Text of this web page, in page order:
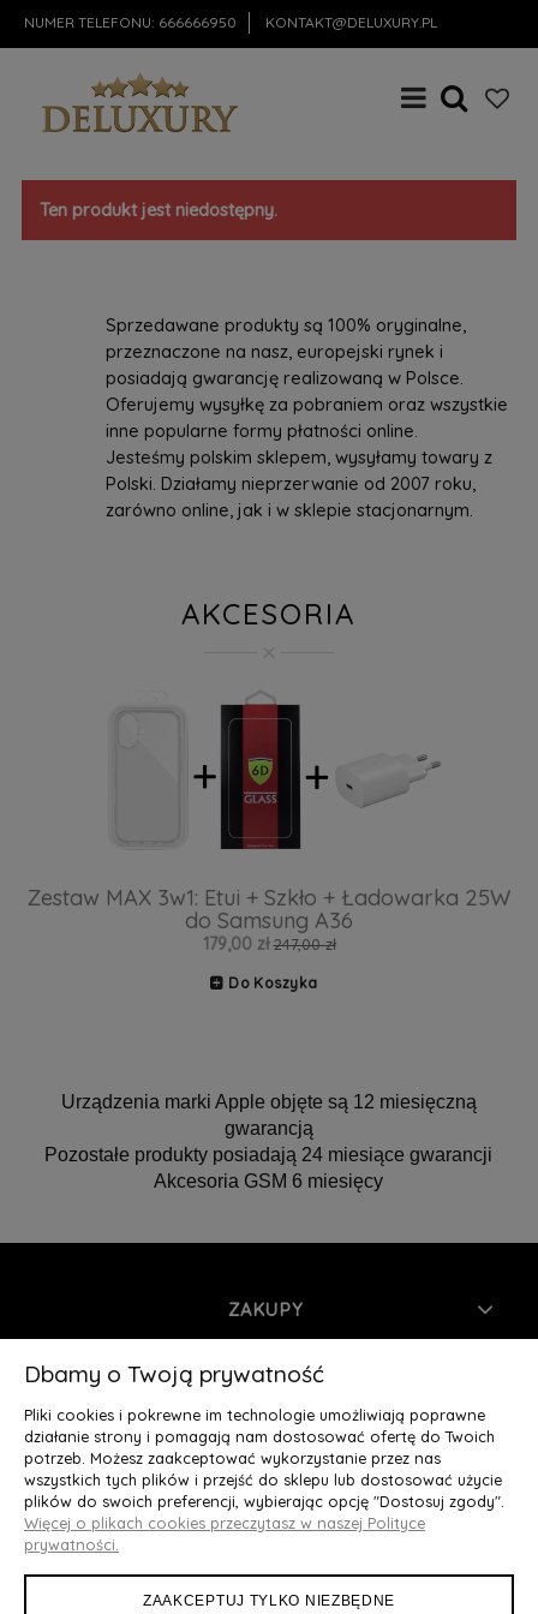
NUMER TELEFONU: 666666950 KONTAKT@DELUXURY.PL
Ten produkt jest niedostępny.
Sprzedawane produkty są 100% oryginalne,
przeznaczone na nasz, europejski rynek i
posiadają gwarancję realizowaną w Polsce.
Oferujemy wysyłkę za pobraniem oraz wszystkie
inne popularne formy płatności online.
Jesteśmy polskim sklepem, wysyłamy towary z
Polski. Działamy nieprzerwanie od 2007 roku,
zarówno online, jak i w sklepie stacjonarnym.
AKCESORIA
Zestaw MAX 3w1: Etui + Szkło + Ładowarka 25W
do Samsung A36
179,00 zł 247,00 zł
Do Koszyka
Urządzenia marki Apple objęte są 12 miesięczną
gwarancją
Pozostałe produkty posiadają 24 miesiące gwarancji
Akcesoria GSM 6 miesięcy
ZAKUPY
INFORMACJE
MOJE KONTO
O NAS
Deluxury.pl
Dbamy o Twoją prywatność
Pliki cookies i pokrewne im technologie umożliwiają poprawne
działanie strony i pomagają nam dostosować ofertę do Twoich
potrzeb. Możesz zaakceptować wykorzystanie przez nas
wszystkich tych plików i przejść do sklepu lub dostosować użycie
plików do swoich preferencji, wybierając opcję "Dostosuj zgody".
Więcej o plikach cookies przeczytasz w naszej Polityce
prywatności.
ZAAKCEPTUJ TYLKO NIEZBĘDNE